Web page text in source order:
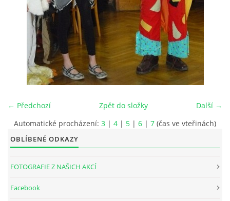
KONTAKTY
← Předchozí Další →
Zpět do složky
Automatické procházení: 3 | 4 | 5 | 6 | 7 (čas ve vteřinách)
OBLÍBENÉ ODKAZY
FOTOGRAFIE Z NAŠICH AKCÍ
Facebook